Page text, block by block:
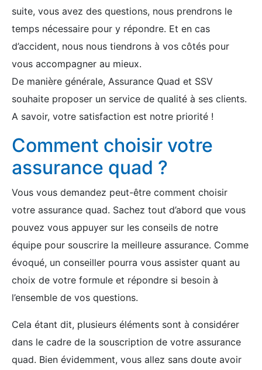
suite, vous avez des questions, nous prendrons le
temps nécessaire pour y répondre. Et en cas
d’accident, nous nous tiendrons à vos côtés pour
vous accompagner au mieux.
De manière générale, Assurance Quad et SSV
souhaite proposer un service de qualité à ses clients.
A savoir, votre satisfaction est notre priorité !
Comment choisir votre
assurance quad ?
Vous vous demandez peut-être comment choisir
votre assurance quad. Sachez tout d’abord que vous
pouvez vous appuyer sur les conseils de notre
équipe pour souscrire la meilleure assurance. Comme
évoqué, un conseiller pourra vous assister quant au
choix de votre formule et répondre si besoin à
l’ensemble de vos questions.
Cela étant dit, plusieurs éléments sont à considérer
dans le cadre de la souscription de votre assurance
quad. Bien évidemment, vous allez sans doute avoir